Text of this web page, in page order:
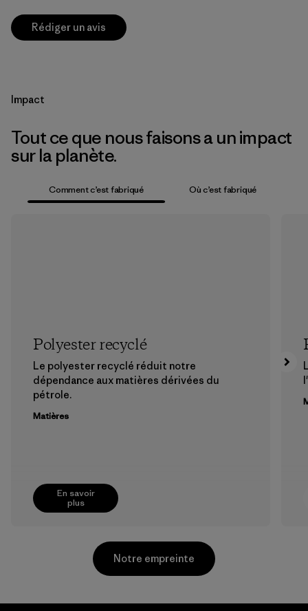
Rédiger un avis
Impact
Tout ce que nous faisons a un impact
sur la planète.
Comment c’est fabriqué Où c’est fabriqué
En savoir
plus
Polyester recyclé
Le polyester recyclé réduit notre
dépendance aux matières dérivées du
pétrole.
Matières
Notre empreinte